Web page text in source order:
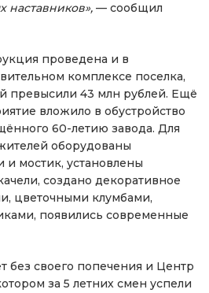
наставников», — сообщил
проведена и в
комплексе поселка,
превысили 43 млн рублей. Ещё
вложило в обустройство
60-летию завода. Для
оборудованы
мостик, установлены
создано декоративное
цветочными клумбами,
появились современные
без своего попечения и Центр
за 5 летних смен успели